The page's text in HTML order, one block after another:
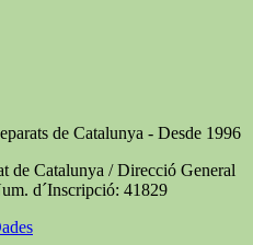
de Catalunya - Desde 1996
de Catalunya / Direcció General
d´Inscripció: 41829